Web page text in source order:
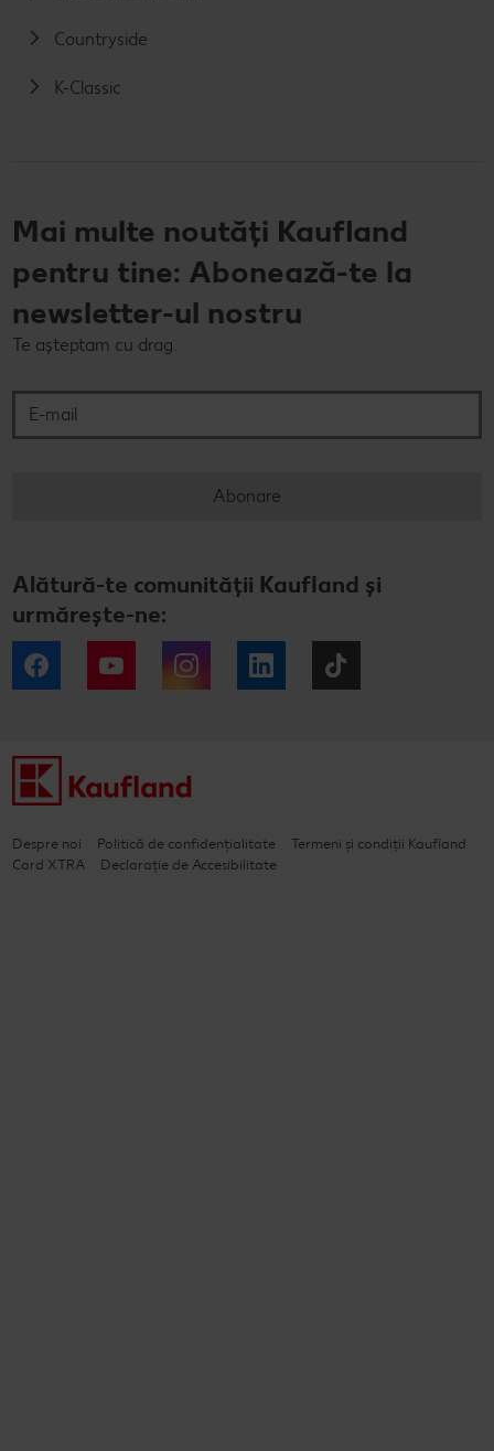
Countryside
K-Classic
Mai multe noutăți Kaufland
pentru tine: Abonează-te la
newsletter-ul nostru
Te așteptam cu drag.
Abonare
Alătură-te comunității Kaufland și
urmărește-ne:
Facebook YouTube Instagram LinkedIn
Despre noi Politică de confidențialitate
Termeni și condiții Kaufland
Card XTRA
Declarație de Accesibilitate